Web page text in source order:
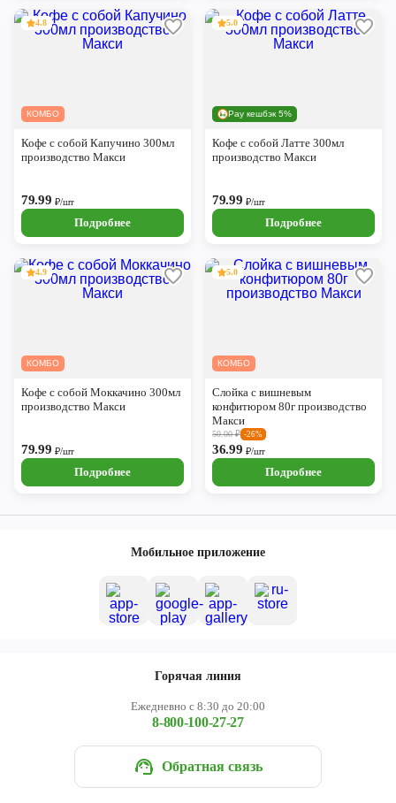
КОМБО
4.8
Кофе с собой Капучино 300мл
производство Макси
79.99₽/шт
Подробнее
Pay кешбэк 5%
5.0
Кофе с собой Латте 300мл
производство Макси
79.99₽/шт
Подробнее
КОМБО
4.9
Кофе с собой Моккачино 300мл
производство Макси
79.99₽/шт
Подробнее
КОМБО
5.0
Слойка с вишневым
конфитюром 80г производство
Макси
50.00₽ -26%
36.99₽/шт
Подробнее
Мобильное приложение
Горячая линия
Ежедневно с 8:30 до 20:00
8-800-100-27-27
Обратная связь